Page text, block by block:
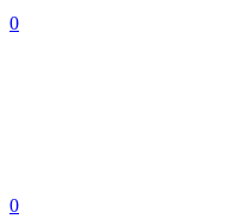
0
0